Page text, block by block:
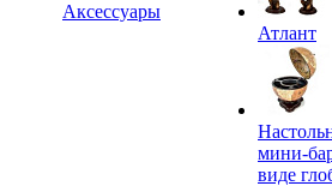
Аксессуары
Атлант
мини-
виде